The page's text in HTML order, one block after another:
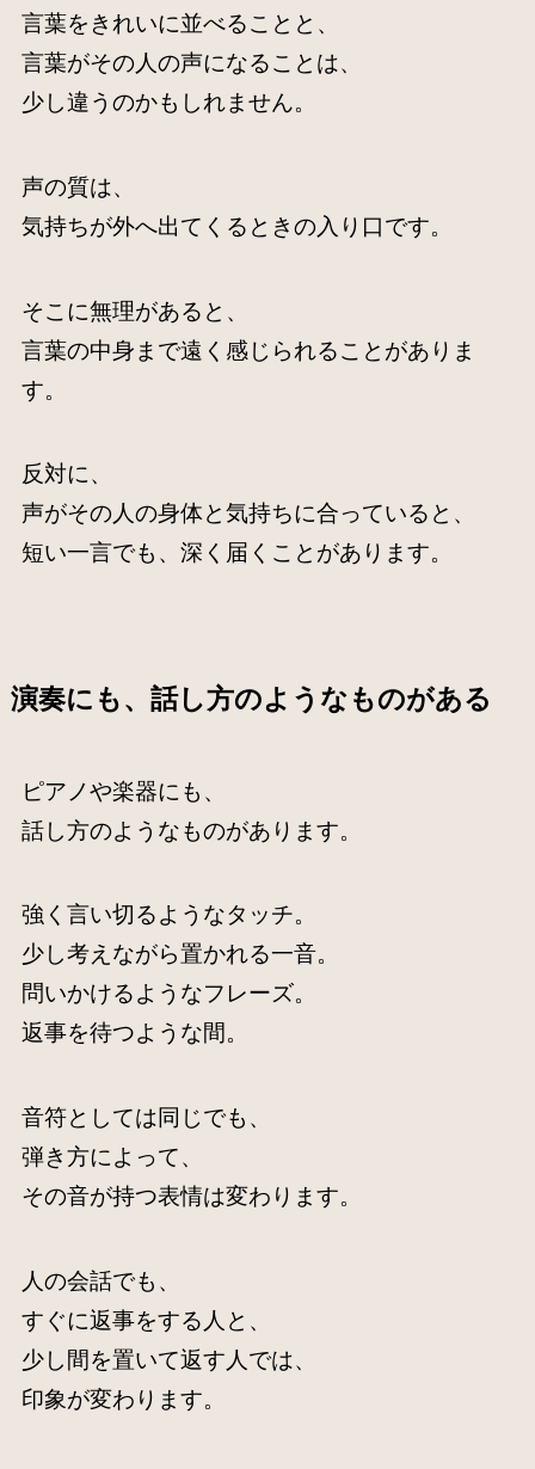
言葉をきれいに並べることと、
言葉がその人の声になることは、
少し違うのかもしれません。
声の質は、
気持ちが外へ出てくるときの入り口です。
そこに無理があると、
言葉の中身まで遠く感じられることがありま
す。
反対に、
声がその人の身体と気持ちに合っていると、
短い一言でも、深く届くことがあります。
演奏にも、話し方のようなものがある
ピアノや楽器にも、
話し方のようなものがあります。
強く言い切るようなタッチ。
少し考えながら置かれる一音。
問いかけるようなフレーズ。
返事を待つような間。
音符としては同じでも、
弾き方によって、
その音が持つ表情は変わります。
人の会話でも、
すぐに返事をする人と、
少し間を置いて返す人では、
印象が変わります。